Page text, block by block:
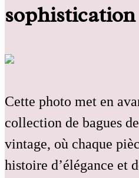
sophistication
Cette photo met en
collection de bagues
vintage, où chaque
histoire d’élégance et